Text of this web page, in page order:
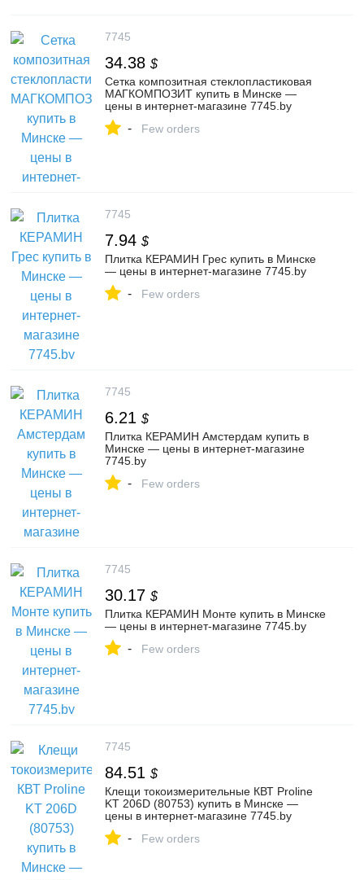
7745
34.38 $
Сетка композитная стеклопластиковая
МАГКОМПОЗИТ купить в Минске —
цены в интернет-магазине 7745.by
- Few orders
7745
7.94 $
Плитка КЕРАМИН Грес купить в Минске
— цены в интернет-магазине 7745.by
- Few orders
7745
6.21 $
Плитка КЕРАМИН Амстердам купить в
Минске — цены в интернет-магазине
7745.by
- Few orders
7745
30.17 $
Плитка КЕРАМИН Монте купить в Минске
— цены в интернет-магазине 7745.by
- Few orders
7745
84.51 $
Клещи токоизмерительные КВТ Proline
KT 206D (80753) купить в Минске —
цены в интернет-магазине 7745.by
- Few orders